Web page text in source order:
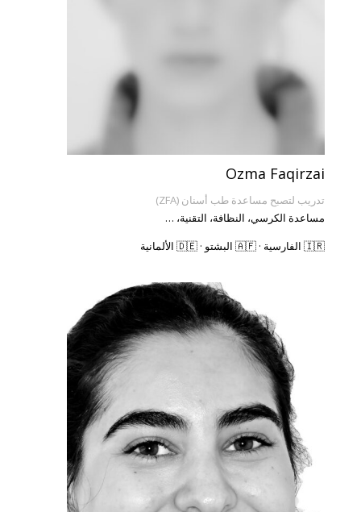
Ozma Faqirzai
تدريب لتصبح مساعدة طب أسنان (ZFA)
مساعدة الكرسي، النظافة، التقنية، …
🇮🇷 الفارسية · 🇦🇫 البشتو · 🇩🇪 الألمانية